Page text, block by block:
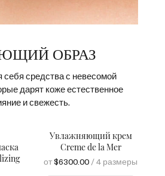
ОБРАЗ
себя средства с невесомой
дарят коже естественное
и свежесть.
Увлажняющий крем
Creme de la Mer
от$6300.00/ 4 размеры